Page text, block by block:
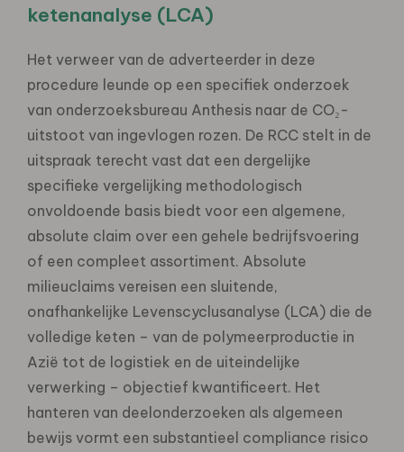
ketenanalyse (LCA)
Het verweer van de adverteerder in deze
procedure leunde op een specifiek onderzoek
van onderzoeksbureau Anthesis naar de CO₂-
uitstoot van ingevlogen rozen. De RCC stelt in de
uitspraak terecht vast dat een dergelijke
specifieke vergelijking methodologisch
onvoldoende basis biedt voor een algemene,
absolute claim over een gehele bedrijfsvoering
of een compleet assortiment. Absolute
milieuclaims vereisen een sluitende,
onafhankelijke Levenscyclusanalyse (LCA) die de
volledige keten – van de polymeerproductie in
Azië tot de logistiek en de uiteindelijke
verwerking – objectief kwantificeert. Het
hanteren van deelonderzoeken als algemeen
bewijs vormt een substantieel compliance risico